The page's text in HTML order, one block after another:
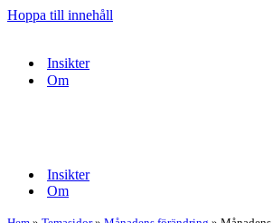
Hoppa till innehåll
Insikter
Om
Insikter
Om